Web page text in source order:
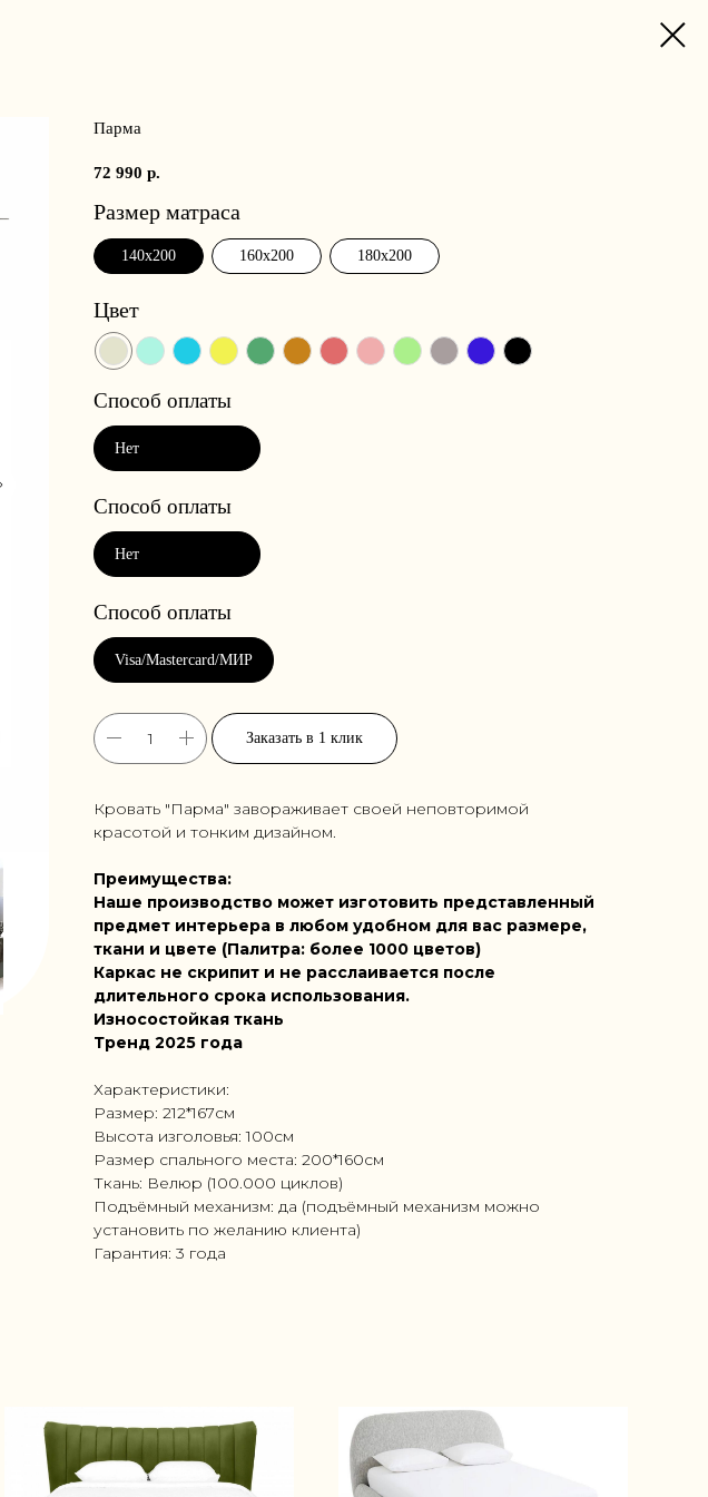
Парма
72 990 р.
Размер матраса
140x200 160x200 180x200
Цвет
Заказать в 1 клик
Кровать "Парма" завораживает своей неповторимой
красотой и тонким дизайном.
Преимущества:
Наше производство может изготовить представленный
предмет интерьера в любом удобном для вас размере,
ткани и цвете (Палитра: более 1000 цветов)
Каркас не скрипит и не расслаивается после
длительного срока использования.
Износостойкая ткань
Тренд 2025 года
Характеристики:
Размер: 212*167см
Высота изголовья: 100см
Размер спального места: 200*160см
Ткань: Велюр (100.000 циклов)
Подъёмный механизм: да (подъёмный механизм можно
установить по желанию клиента)
Гарантия: 3 года